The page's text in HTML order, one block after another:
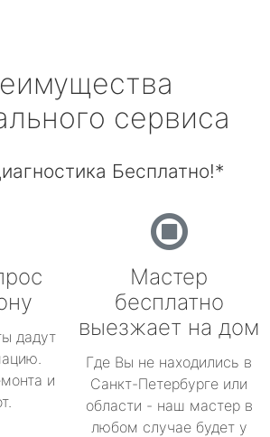
сервиса
Бесплатно!*
дадут
и
Мастер
бесплатно
выезжает на дом
Где Вы не находились в
Санкт-Петербурге или
области - наш мастер в
любом случае будет у